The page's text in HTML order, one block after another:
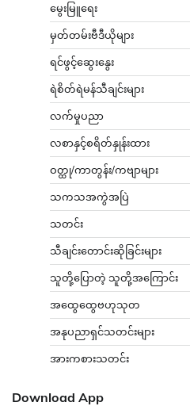
မွေးမြူရေး
မှတ်တမ်းဗီဒီယိုများ
ရင်ဖွင့်ဆွေးနွေး
ရဲစိတ်ရဲမန်သီချင်းများ
လက်မှုပညာ
လစာနှင့်စရိတ်နှုန်းထား
ဝတ္ထု/ကာတွန်း/ကဗျာများ
သကသအကွဲအပြဲ
သတင်း
သီချင်းတောင်းဆိုခြင်းများ
သူတို့ပြောတဲ့ သူတို့အကြောင်း
အထွေထွေဗဟုသုတ
အနုပညာရှင်သတင်းများ
အားကစားသတင်း
Download App